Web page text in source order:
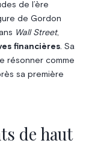
de l’ère
de Gordon
Wall Street,
financières. Sa
résonner comme
sa première
de haut